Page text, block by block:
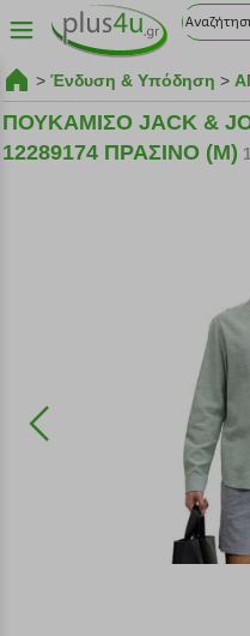
> Ένδυση & Υπόδηση >
ΠΟΥΚΑΜΙΣΟ JACK &
12289174 ΠΡΑΣΙΝΟ (M)